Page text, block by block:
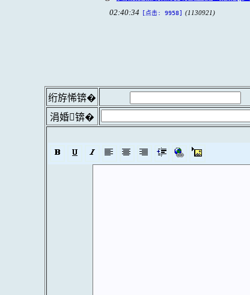
02:40:34
[点击: 9958] (1130921)
绗斿悕锛�
涓婚锛�